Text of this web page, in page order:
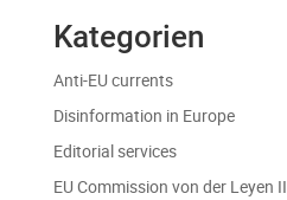
Kategorien
Anti-EU currents
Disinformation in Europe
Editorial services
EU Commission von der Leyen II